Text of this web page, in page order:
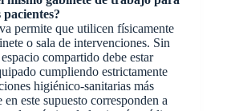
permite que utilicen físicamente
o sala de intervenciones. Sin
compartido debe estar
cumpliendo estrictamente
higiénico-sanitarias más
en este supuesto corresponden a